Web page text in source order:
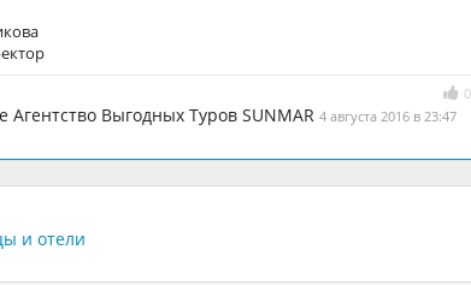
0
Агентство Выгодных Туров SUNMAR 4 августа 2016 в 23:47
и отели